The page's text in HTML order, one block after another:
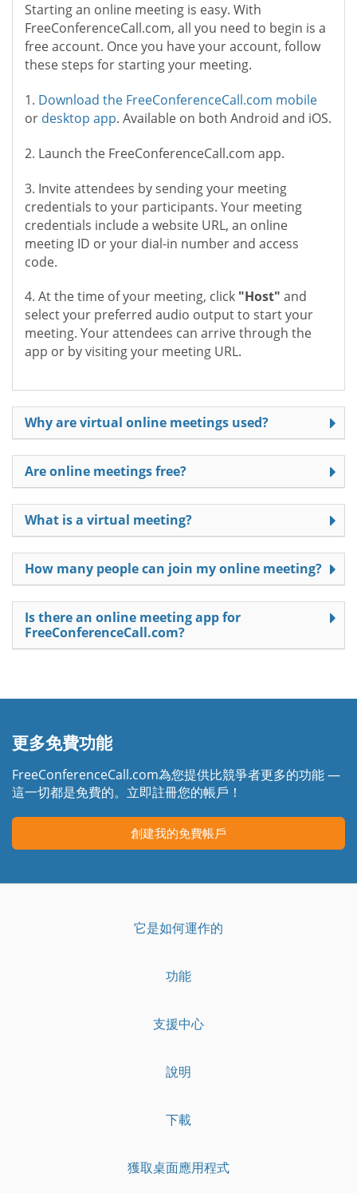
Starting an online meeting is easy. With
FreeConferenceCall.com, all you need to begin is a
free account. Once you have your account, follow
these steps for starting your meeting.
1. Download the FreeConferenceCall.com mobile
or desktop app. Available on both Android and iOS.
2. Launch the FreeConferenceCall.com app.
3. Invite attendees by sending your meeting
credentials to your participants. Your meeting
credentials include a website URL, an online
meeting ID or your dial-in number and access
code.
4. At the time of your meeting, click "Host" and
select your preferred audio output to start your
meeting. Your attendees can arrive through the
app or by visiting your meeting URL.
Why are virtual online meetings used?
Are online meetings free?
What is a virtual meeting?
How many people can join my online meeting?
Is there an online meeting app for
FreeConferenceCall.com?
更多免費功能
FreeConferenceCall.com為您提供比競爭者更多的功能 —
這一切都是免費的。立即註冊您的帳戶！
創建我的免費帳戶
它是如何運作的
功能
支援中心
說明
下載
獲取桌面應用程式